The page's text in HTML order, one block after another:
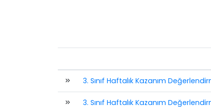
3. Sınıf Haftalık Kazanım
3. Sınıf Haftalık Kazanım